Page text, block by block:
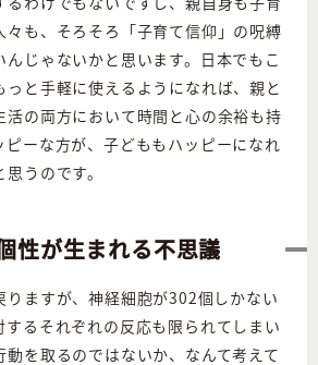
々も、そろそろ「子育て信仰」の呪縛
んじゃないかと思います。日本でもこ
っと手軽に使えるようになれば、親と
活の両方において時間と心の余裕も持
ピーな方が、子どももハッピーになれ
うのです。
性が生まれる不思議
ますが、神経細胞が302個しかない
するそれぞれの反応も限られてしまい
を取るのではないか、なんて考えて